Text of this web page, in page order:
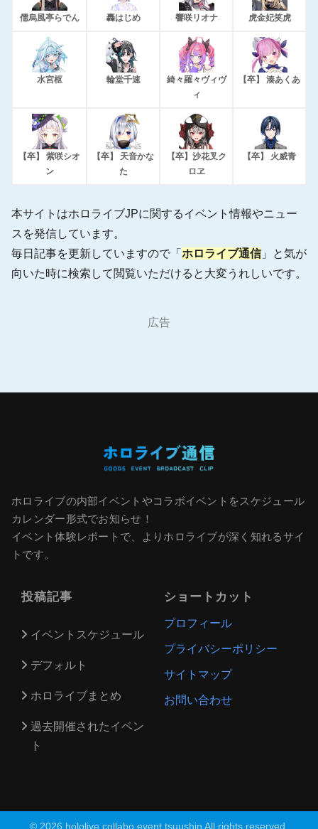
儒烏風亭らでん 轟はじめ 響咲リオナ 虎金妃笑虎
水宮枢 輪堂千速
綺々羅々ヴィヴ
ィ
【卒】 湊あくあ
【卒】 紫咲シオ
ン
【卒】 天音かな
た
【卒】沙花叉ク
ロヱ
【卒】 火威青
本サイトはホロライブJPに関するイベント情報やニュー
スを発信しています。
毎日記事を更新していますので「 ホロライブ通信 」と気が
向いた時に検索して閲覧いただけると大変うれしいです。
広告
ホロライブの内部イベントやコラボイベントをスケジュール
カレンダー形式でお知らせ！
イベント体験レポートで、よりホロライブが深く知れるサイ
トです。
投稿記事
イベントスケジュール
デフォルト
ホロライブまとめ
過去開催されたイベン
ト
ショートカット
プロフィール
プライバシーポリシー
サイトマップ
お問い合わせ
© 2026 hololive collabo event tsuushin All rights reserved.